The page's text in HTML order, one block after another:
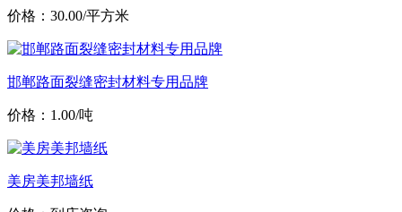
价格：30.00/平方米
邯郸路面裂缝密封材料专用品牌
价格：1.00/吨
美房美邦墙纸